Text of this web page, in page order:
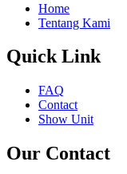
Home
Tentang Kami
Quick Link
FAQ
Contact
Show Unit
Our Contact